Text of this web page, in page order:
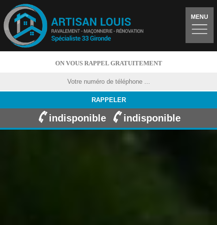
MENU
ON VOUS RAPPEL GRATUITEMENT
indisponible indisponible